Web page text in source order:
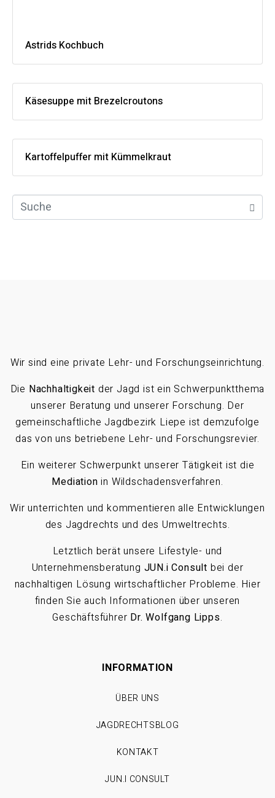
Astrids Kochbuch
Käsesuppe mit Brezelcroutons
Kartoffelpuffer mit Kümmelkraut
Wir sind eine private Lehr- und Forschungseinrichtung.
Die Nachhaltigkeit der Jagd ist ein Schwerpunktthema
unserer Beratung und unserer Forschung. Der
gemeinschaftliche Jagdbezirk Liepe ist demzufolge
das von uns betriebene Lehr- und Forschungsrevier.
Ein weiterer Schwerpunkt unserer Tätigkeit ist die
Mediation in Wildschadensverfahren.
Wir unterrichten und kommentieren alle Entwicklungen
des Jagdrechts und des Umweltrechts.
Letztlich berät unsere Lifestyle- und
Unternehmensberatung JUN.i Consult bei der
nachhaltigen Lösung wirtschaftlicher Probleme. Hier
finden Sie auch Informationen über unseren
Geschäftsführer Dr. Wolfgang Lipps.
INFORMATION
ÜBER UNS
JAGDRECHTSBLOG
KONTAKT
JUN.I CONSULT